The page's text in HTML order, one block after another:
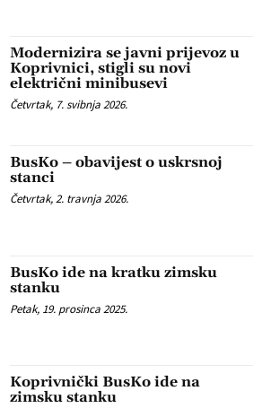
Modernizira se javni prijevoz u
Koprivnici, stigli su novi
električni minibusevi
Četvrtak, 7. svibnja 2026.
BusKo – obavijest o uskrsnoj
stanci
Četvrtak, 2. travnja 2026.
BusKo ide na kratku zimsku
stanku
Petak, 19. prosinca 2025.
Koprivnički BusKo ide na
zimsku stanku